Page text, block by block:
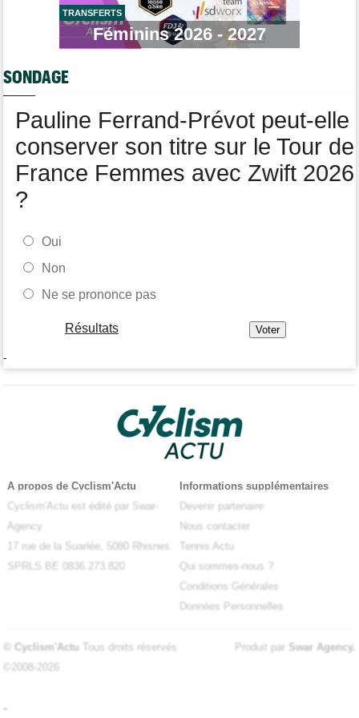
Route
Robert Gesink : "Le cyclisme moderne est beaucoup plus
propre..."
Joao Almeida a dû abandonner après une chute
TRANSFERTS
Féminins 2026 - 2027
SONDAGE
Pauline Ferrand-Prévot peut-elle
conserver son titre sur le Tour de
France Femmes avec Zwift 2026
?
Oui
Non
Ne se prononce pas
Résultats
-
A propos de Cyclism'Actu
Cyclism'Actu est édité par Swar-
Agency
17 rue de la Suarlée, 5080 Rhisnes
SPRLS BE 0836.273.820
Informations supplémentaires
Devenir partenaire
Nous contacter
Tennis Actu
Qui sommes-nous ?
Conditions Générales
Données Personnelles
© Cyclism'Actu Tous droits réservés
©2008-2026
Produit par Swar Agency.
-